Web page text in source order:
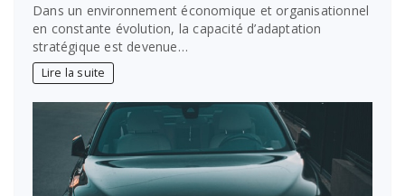
Dans un environnement économique et organisationnel
en constante évolution, la capacité d’adaptation
stratégique est devenue…
Lire la suite